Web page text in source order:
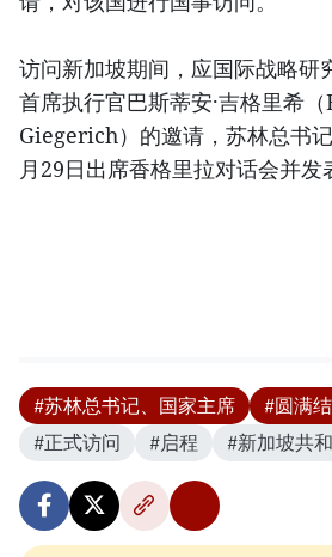
访问新加坡期间，应国际战略研
首席执行官巴斯蒂安·吉格里希
Giegerich）的邀请，苏林总书
月29日出席香格里拉对话会并发
#苏林总书记、国家主席 #圆满
#正式访问
#启程 #新加坡共